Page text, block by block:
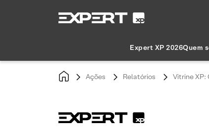
Expert XP 2026Quem
Ações Relatórios Vitrine XP: